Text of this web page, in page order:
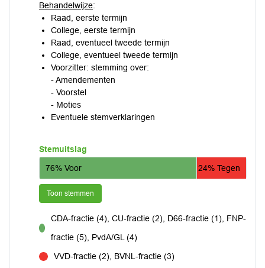
Behandelwijze:
Raad, eerste termijn
College, eerste termijn
Raad, eventueel tweede termijn
College, eventueel tweede termijn
Voorzitter: stemming over:
- Amendementen
- Voorstel
- Moties
Eventuele stemverklaringen
Stemuitslag
76% Voor
24% Tegen
Toon stemmen
voor
CDA-fractie (4), CU-fractie (2), D66-fractie (1), FNP-
fractie (5), PvdA/GL (4)
VVD-fractie (2), BVNL-fractie (3)